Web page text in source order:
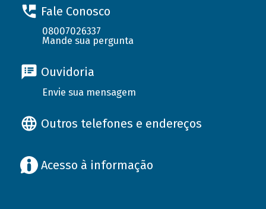
Fale Conosco
08007026337
Mande sua pergunta
Ouvidoria
Envie sua mensagem
Outros telefones e endereços
Acesso à informação